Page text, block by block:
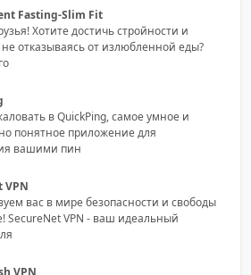
Fasting-Slim Fit
Хотите достичь стройности и
не отказываясь от излюбленной еды?
в QuickPing, самое умное и
понятное приложение для
вашими пин
VPN
вас в мире безопасности и свободы
SecureNet VPN - ваш идеальный
VPN